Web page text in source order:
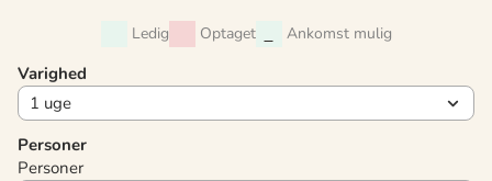
Ledig Optaget Ankomst mulig
Varighed
Personer
Personer